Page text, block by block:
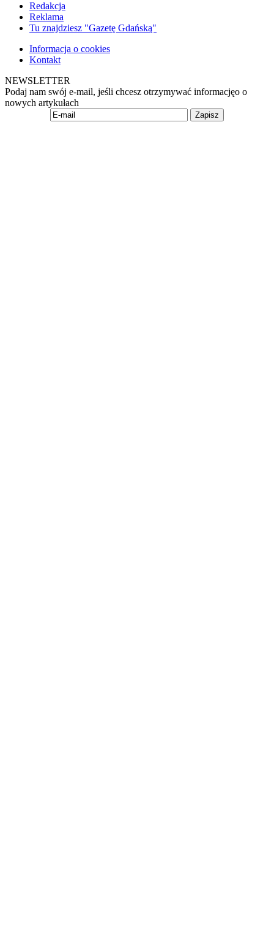
Redakcja
Reklama
Tu znajdziesz "Gazetę Gdańską"
Informacja o cookies
Kontakt
NEWSLETTER
Podaj nam swój e-mail, jeśli chcesz otrzymywać informacjęo o
nowych artykułach
Zapisz